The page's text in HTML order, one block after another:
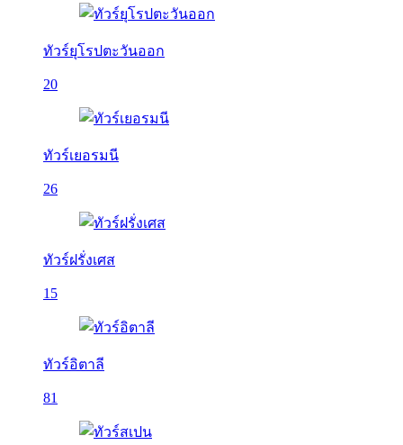
ทัวร์ยุโรปตะวันออก
20
ทัวร์เยอรมนี
26
ทัวร์ฝรั่งเศส
15
ทัวร์อิตาลี
81